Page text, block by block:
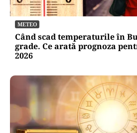
METEO
Când scad temperaturile în
grade. Ce arată prognoza
2026